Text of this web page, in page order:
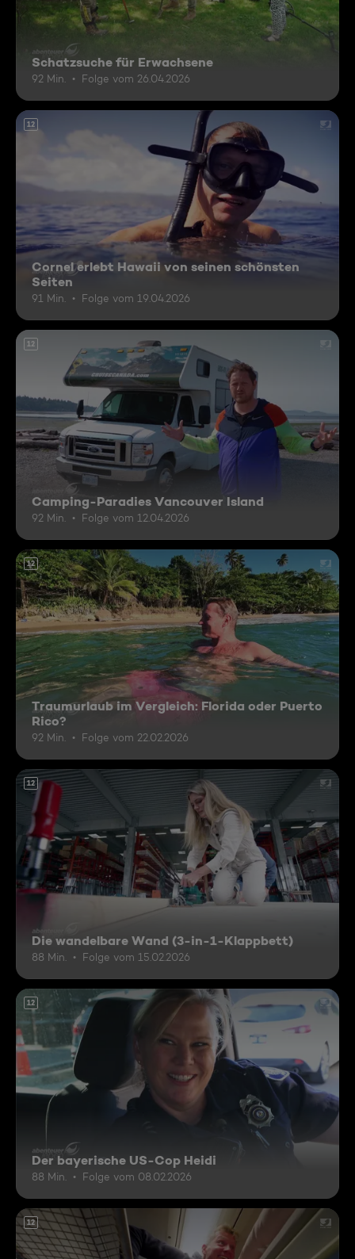
Schatzsuche für Erwachsene
92 Min. Folge vom 26.04.2026
12
Cornel erlebt Hawaii von seinen schönsten
Seiten
91 Min. Folge vom 19.04.2026
12
Camping-Paradies Vancouver Island
92 Min. Folge vom 12.04.2026
12
Traumurlaub im Vergleich: Florida oder Puerto
Rico?
92 Min. Folge vom 22.02.2026
12
Die wandelbare Wand (3-in-1-Klappbett)
88 Min. Folge vom 15.02.2026
12
Der bayerische US-Cop Heidi
88 Min. Folge vom 08.02.2026
12